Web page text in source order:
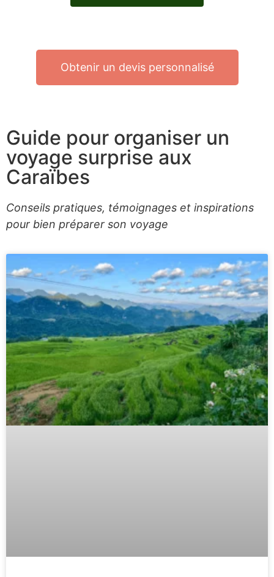
Obtenir un devis personnalisé
Guide pour organiser un
voyage surprise aux
Caraïbes
Conseils pratiques, témoignages et inspirations
pour bien préparer son voyage